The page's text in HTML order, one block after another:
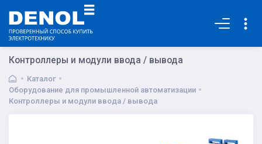
Контроллеры и модули ввода / вывода
Каталог
Оборудование для промышленной автоматизации
Контроллеры и модули ввода / вывода